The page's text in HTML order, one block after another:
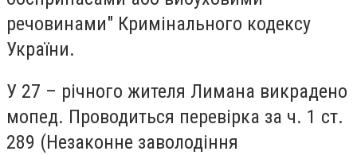
речовинами" Кримінального кодексу
України.
У 27 – річного жителя Лимана викрадено
мопед. Проводиться перевірка за ч. 1 ст.
289 (Незаконне заволодіння